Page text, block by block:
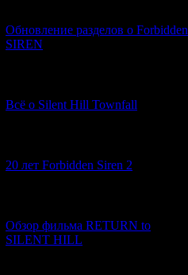
Обновление разделов о Forbidden
SIREN
Всё о Silent Hill Townfall
20 лет Forbidden Siren 2
Обзор фильма RETURN to
SILENT HILL